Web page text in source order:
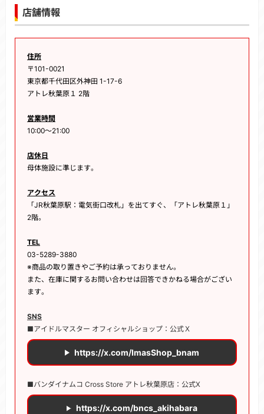
店舗情報
住所
〒101-0021
東京都千代田区外神田 1-17-6
アトレ秋葉原１ 2階
営業時間
10:00～21:00
店休日
母体施設に準じます。
アクセス
「JR秋葉原駅：電気街口改札」を出てすぐ、「アトレ秋葉原１」
2階。
TEL
03-5289-3880
※商品の取り置きやご予約は承っておりません。
また、在庫に関するお問い合わせは回答できかねる場合がござい
ます。
SNS
■アイドルマスター オフィシャルショップ：公式Ｘ
https://x.com/ImasShop_bnam
■バンダイナムコ Cross Store アトレ秋葉原店：公式X
https://x.com/bncs_akihabara